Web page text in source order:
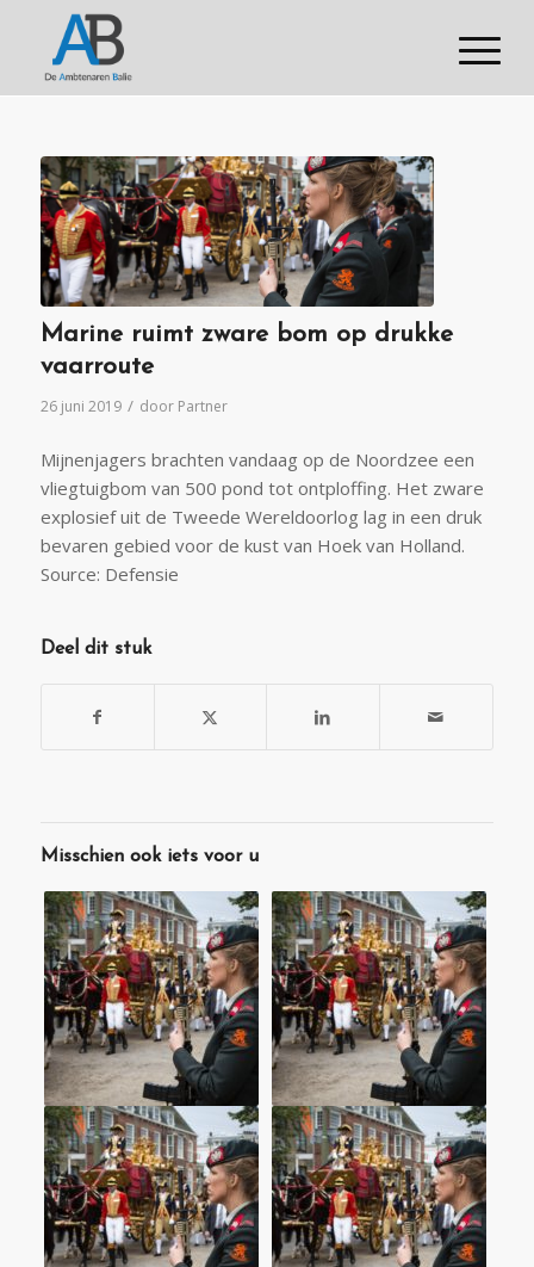
Marine ruimt zware bom op drukke
vaarroute
26 juni 2019 / door Partner
Mijnenjagers brachten vandaag op de Noordzee een
vliegtuigbom van 500 pond tot ontploffing. Het zware
explosief uit de Tweede Wereldoorlog lag in een druk
bevaren gebied voor de kust van Hoek van Holland.
Source: Defensie
Deel dit stuk
Misschien ook iets voor u